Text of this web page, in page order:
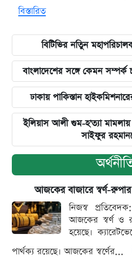
বিস্তারিত
বিটিভির নতিুন
বাংলাদেশের সঙ্গে কেমন সম্পর্ক
ঢাকায় পাকিস্তান
ইলিয়াস আলী গুম-হ'ত্যা মামলায়
সাইফুর
আজকের বাজারে স্বর্ণ-
নিজস্ব
আজকের স্বর্ণ ও
হয়েছে।
পার্থক্য রয়েছে। আজকের স্বর্ণের...